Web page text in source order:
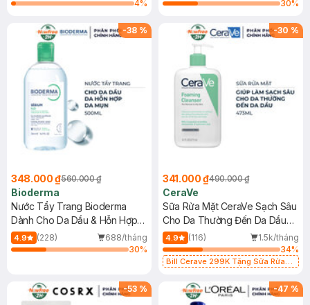
4% 30%
-38 %
348.000 ₫560.000 ₫
Bioderma
Nước Tẩy Trang Bioderma
Dành Cho Da Dầu & Hỗn Hợp
500ml
4.9 (228)
688/tháng
30%
-30 %
341.000 ₫490.000 ₫
CeraVe
Sữa Rửa Mặt CeraVe Sạch Sâu
Cho Da Thường Đến Da Dầu
473ml
4.9 (116)
1.5k/tháng
34%
Bill Cerave 299K Tặng Sữa Rửa
-53 % -47 %